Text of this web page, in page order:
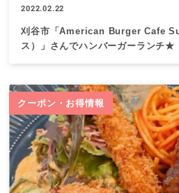
2022.02.22
刈谷市「American Burger Cafe
ス）」さんでハンバーガーランチ★
クーポン・お得情報